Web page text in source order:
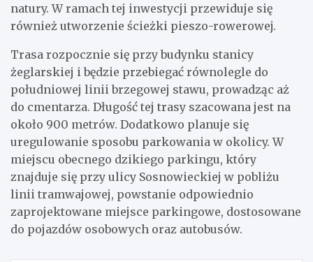
natury. W ramach tej inwestycji przewiduje się
również utworzenie ścieżki pieszo-rowerowej.
Trasa rozpocznie się przy budynku stanicy
żeglarskiej i będzie przebiegać równolegle do
południowej linii brzegowej stawu, prowadząc aż
do cmentarza. Długość tej trasy szacowana jest na
około 900 metrów. Dodatkowo planuje się
uregulowanie sposobu parkowania w okolicy. W
miejscu obecnego dzikiego parkingu, który
znajduje się przy ulicy Sosnowieckiej w pobliżu
linii tramwajowej, powstanie odpowiednio
zaprojektowane miejsce parkingowe, dostosowane
do pojazdów osobowych oraz autobusów.